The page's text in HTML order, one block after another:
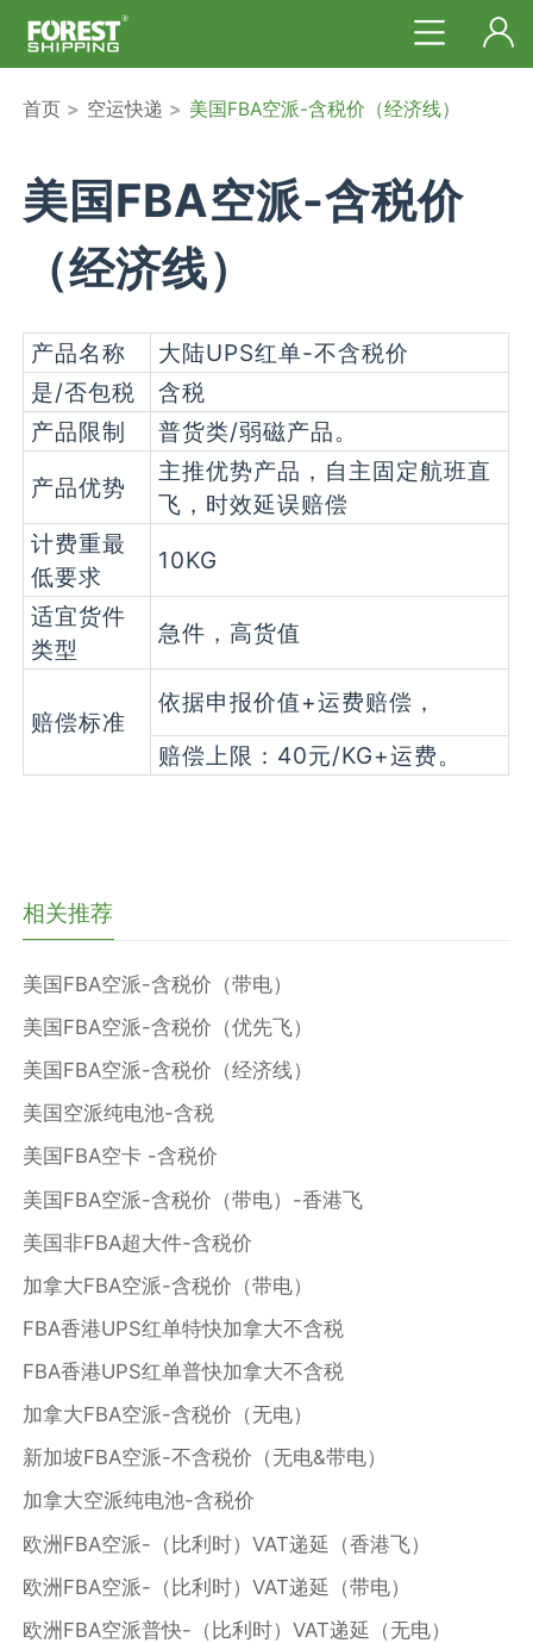
首页 > 空运快递 > 美国FBA空派-含税价（经济线）
美国FBA空派-含税价
（经济线）
产品名称
大陆UPS红单-不含税价
是/否包税
含税
产品限制
普货类/弱磁产品。
产品优势
主推优势产品，自主固定航班直
飞，时效延误赔偿
计费重最
低要求
10KG
适宜货件
类型
急件，高货值
赔偿标准
依据申报价值+运费赔偿，
赔偿上限：40元/KG+运费。
相关推荐
美国FBA空派-含税价（带电）
美国FBA空派-含税价（优先飞）
美国FBA空派-含税价（经济线）
美国空派纯电池-含税
美国FBA空卡 -含税价
美国FBA空派-含税价（带电）-香港飞
美国非FBA超大件-含税价
加拿大FBA空派-含税价（带电）
FBA香港UPS红单特快加拿大不含税
FBA香港UPS红单普快加拿大不含税
加拿大FBA空派-含税价（无电）
新加坡FBA空派-不含税价（无电&带电）
加拿大空派纯电池-含税价
欧洲FBA空派-（比利时）VAT递延（香港飞）
欧洲FBA空派-（比利时）VAT递延（带电）
欧洲FBA空派普快-（比利时）VAT递延（无电）